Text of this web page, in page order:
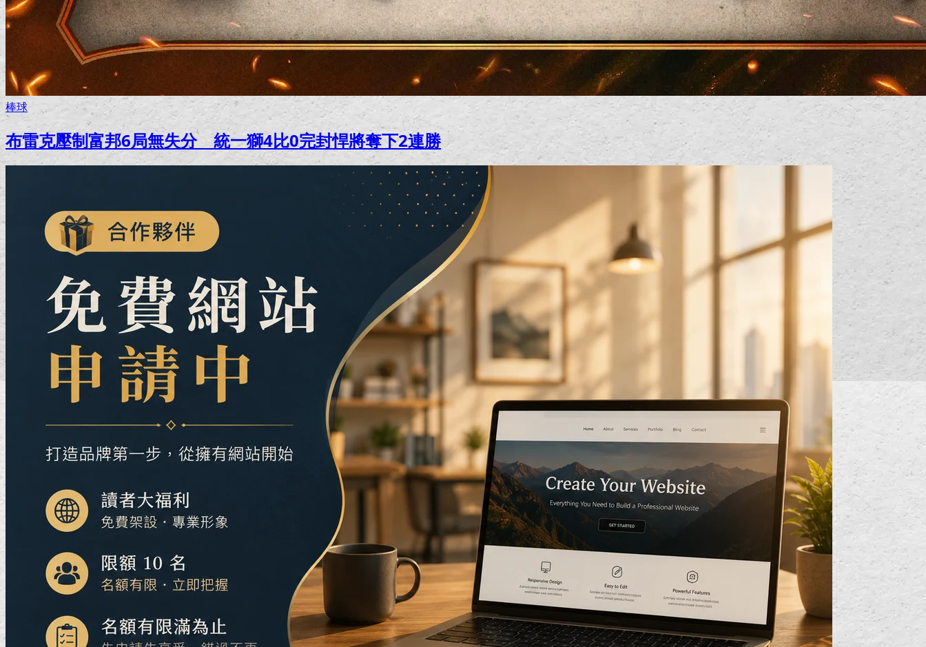
棒球
布雷克壓制富邦6局無失分 統一獅4比0完封悍將奪下2連勝